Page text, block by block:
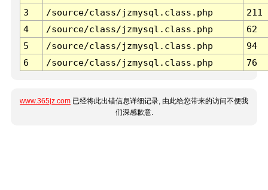
3 /source/class/jzmysql.class.php
211
4
/source/class/jzmysql.class.php
62
5
/source/class/jzmysql.class.php
94
6
/source/class/jzmysql.class.php 76
www.365jz.com 已经将此出错信息详细记录, 由此给您带来的访问不便我
们深感歉意.